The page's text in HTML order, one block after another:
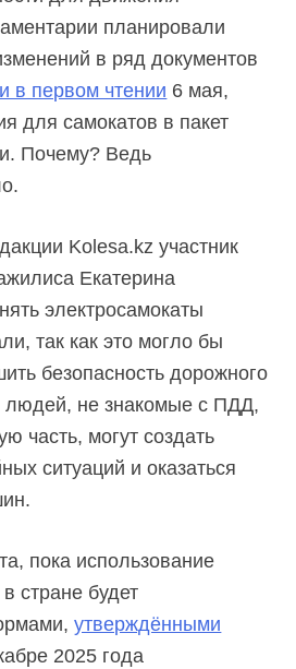
планировали
в ряд документов
в первом чтении 6 мая,
для самокатов в пакет
Почему? Ведь
Kolesa.kz участник
Екатерина
электросамокаты
так как это могло бы
безопасность дорожного
людей, не знакомые с ПДД,
часть, могут создать
ситуаций и оказаться
пока использование
стране будет
утверждёнными
2025 года